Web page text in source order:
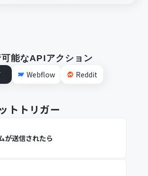
能なAPIアクション
Webflow Reddit
トトリガー
が送信されたら